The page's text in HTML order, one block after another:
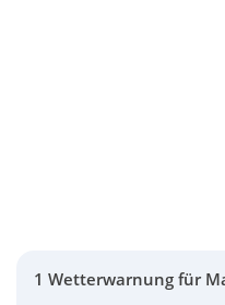
1 Wetterwarnung für